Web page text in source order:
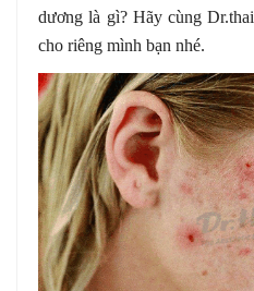
dương là gì? Hãy cùng
cho riêng mình bạn nhé.